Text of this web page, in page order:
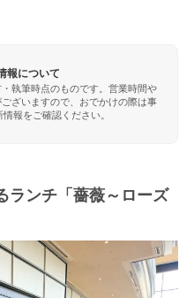
報について
執筆時点のものです。営業時間や
ざいますので、おでかけの際は事
報をご確認ください。
ランチ「薔薇～ローズ